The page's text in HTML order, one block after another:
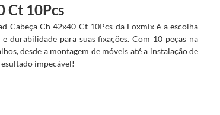
Ct 10Pcs
Cabeça Ch 42x40 Ct 10Pcs da Foxmix é a escolha
durabilidade para suas fixações. Com 10 peças na
desde a montagem de móveis até a instalação de
impecável!